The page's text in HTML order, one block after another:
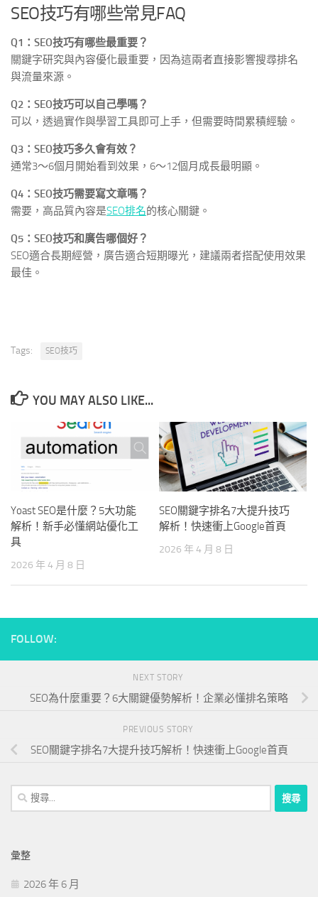
SEO技巧有哪些常見FAQ
Q1：SEO技巧有哪些最重要？
關鍵字研究與內容優化最重要，因為這兩者直接影響搜尋排名
與流量來源。
Q2：SEO技巧可以自己學嗎？
可以，透過實作與學習工具即可上手，但需要時間累積經驗。
Q3：SEO技巧多久會有效？
通常3～6個月開始看到效果，6～12個月成長最明顯。
Q4：SEO技巧需要寫文章嗎？
需要，高品質內容是SEO排名的核心關鍵。
Q5：SEO技巧和廣告哪個好？
SEO適合長期經營，廣告適合短期曝光，建議兩者搭配使用效果
最佳。
Tags: SEO技巧
YOU MAY ALSO LIKE...
Yoast SEO是什麼？5大功能
解析！新手必懂網站優化工
具
2026 年 4 月 8 日
SEO關鍵字排名7大提升技巧
解析！快速衝上Google首頁
2026 年 4 月 8 日
FOLLOW:
NEXT STORY
SEO為什麼重要？6大關鍵優勢解析！企業必懂排名策略
PREVIOUS STORY
SEO關鍵字排名7大提升技巧解析！快速衝上Google首頁
搜
尋
字:
彙整
2026 年 6 月